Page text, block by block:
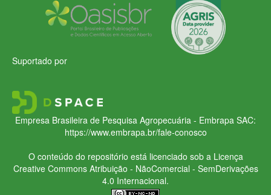
Suportado por
Empresa Brasileira de Pesquisa Agropecuária - Embrapa SAC:
https://www.embrapa.br/fale-conosco
O conteúdo do repositório está licenciado sob a Licença
Creative CommonsAtribuição - NãoComercial - SemDerivações
4.0 Internacional.